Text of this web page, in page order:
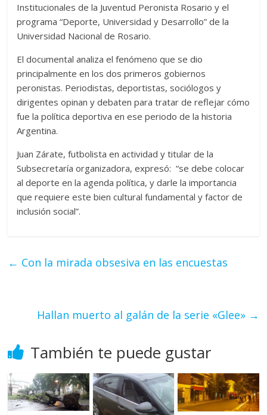
Institucionales de la Juventud Peronista Rosario y el
programa “Deporte, Universidad y Desarrollo” de la
Universidad Nacional de Rosario.
El documental analiza el fenómeno que se dio
principalmente en los dos primeros gobiernos
peronistas. Periodistas, deportistas, sociólogos y
dirigentes opinan y debaten para tratar de reflejar cómo
fue la política deportiva en ese periodo de la historia
Argentina.
Juan Zárate, futbolista en actividad y titular de la
Subsecretaría organizadora, expresó: “se debe colocar
al deporte en la agenda política, y darle la importancia
que requiere este bien cultural fundamental y factor de
inclusión social”.
← Con la mirada obsesiva en las encuestas
Hallan muerto al galán de la serie «Glee» →
También te puede gustar